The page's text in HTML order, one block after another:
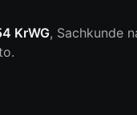
KrWG, Sachkunde